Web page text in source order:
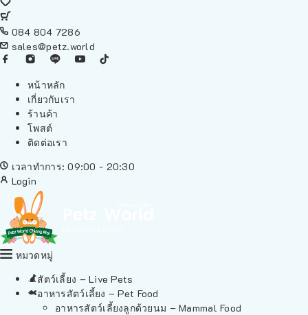
084 804 7286
sales@petz.world
หน้าหลัก
เกี่ยวกับเรา
ร้านค้า
โพสต์
ติดต่อเรา
เวลาทำการ: 09:00 - 20:30
Login
หมวดหมู่
สัตว์เลี้ยง – Live Pets
อาหารสัตว์เลี้ยง – Pet Food
อาหารสัตว์เลี้ยงลูกด้วยนม – Mammal Food